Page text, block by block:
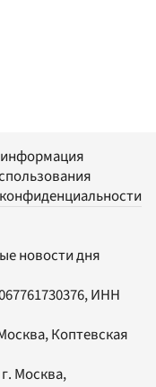
новости дня
ИНН
Коптевская
Москва,